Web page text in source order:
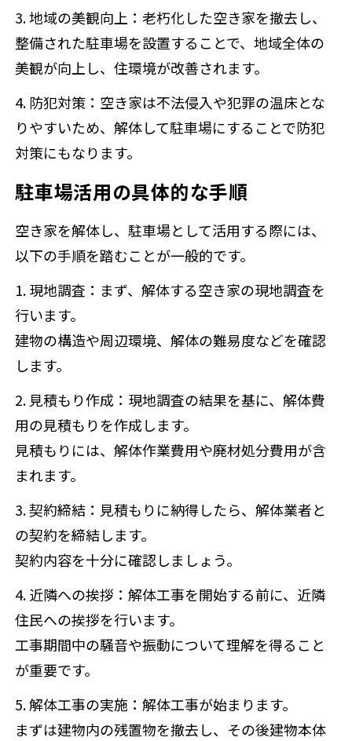
3. 地域の美観向上 ：老朽化した空き家を撤去し、
整備された駐車場を設置することで、地域全体の
美観が向上し、住環境が改善されます。
4. 防犯対策 ：空き家は不法侵入や犯罪の温床とな
りやすいため、解体して駐車場にすることで防犯
対策にもなります。
駐車場活用の具体的な手順
空き家を解体し、駐車場として活用する際には、
以下の手順を踏むことが一般的です。
1. 現地調査 ：まず、解体する空き家の現地調査を
行います。
建物の構造や周辺環境、解体の難易度などを確認
します。
2. 見積もり作成 ：現地調査の結果を基に、解体費
用の見積もりを作成します。
見積もりには、解体作業費用や廃材処分費用が含
まれます。
3. 契約締結 ：見積もりに納得したら、解体業者と
の契約を締結します。
契約内容を十分に確認しましょう。
4. 近隣への挨拶 ：解体工事を開始する前に、近隣
住民への挨拶を行います。
工事期間中の騒音や振動について理解を得ること
が重要です。
5. 解体工事の実施 ：解体工事が始まります。
まずは建物内の残置物を撤去し、その後建物本体